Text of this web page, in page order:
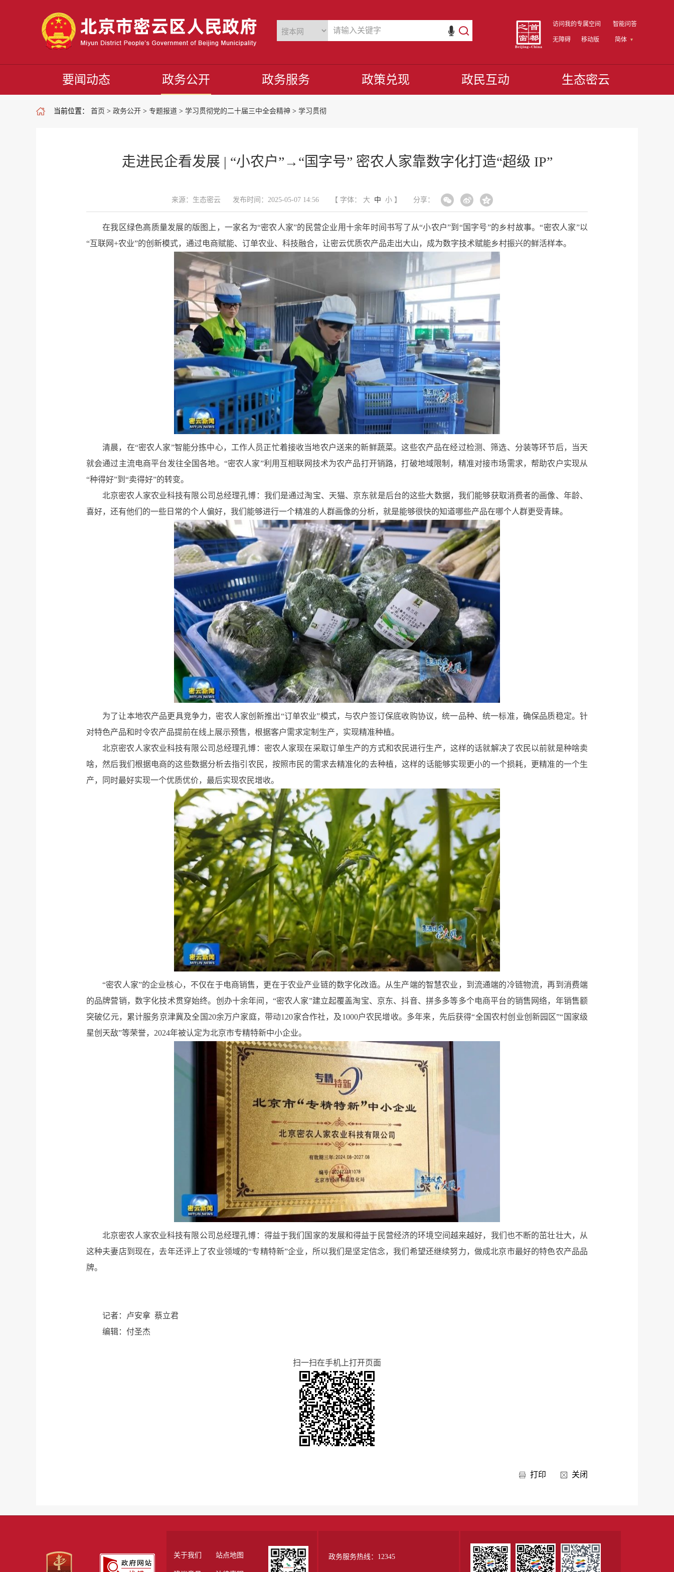
访问我的专属空间 智能问答
无障碍 移动版 简体
要闻动态 政务公开 政务服务 政策兑现 政民互动 生态密云
当前位置： 首页 > 政务公开 > 专题报道 > 学习贯彻党的二十届三中全会精神 > 学习贯彻
走进民企看发展 | “小农户”→“国字号” 密农人家靠数字化打造“超级 IP”
来源：生态密云 发布时间：2025-05-07 14:56 【 字体： 大 中 小】 分享：
在我区绿色高质量发展的版图上，一家名为“密农人家”的民营企业用十余年时间书写了从“小农户”到“国字号”的乡村故事。“密农人家”以
“互联网+农业”的创新模式，通过电商赋能、订单农业、科技融合，让密云优质农产品走出大山，成为数字技术赋能乡村振兴的鲜活样本。
清晨，在“密农人家”智能分拣中心，工作人员正忙着接收当地农户送来的新鲜蔬菜。这些农产品在经过检测、筛选、分装等环节后，当天
就会通过主流电商平台发往全国各地。“密农人家”利用互相联网技术为农产品打开销路，打破地域限制，精准对接市场需求，帮助农户实现从
“种得好”到“卖得好”的转变。
北京密农人家农业科技有限公司总经理孔博：我们是通过淘宝、天猫、京东就是后台的这些大数据，我们能够获取消费者的画像、年龄、
喜好，还有他们的一些日常的个人偏好，我们能够进行一个精准的人群画像的分析，就是能够很快的知道哪些产品在哪个人群更受青睐。
为了让本地农产品更具竞争力，密农人家创新推出“订单农业”模式，与农户签订保底收购协议，统一品种、统一标准，确保品质稳定。针
对特色产品和时令农产品提前在线上展示预售，根据客户需求定制生产，实现精准种植。
北京密农人家农业科技有限公司总经理孔博：密农人家现在采取订单生产的方式和农民进行生产，这样的话就解决了农民以前就是种啥卖
啥，然后我们根据电商的这些数据分析去指引农民，按照市民的需求去精准化的去种植，这样的话能够实现更小的一个损耗，更精准的一个生
产，同时最好实现一个优质优价，最后实现农民增收。
“密农人家”的企业核心，不仅在于电商销售，更在于农业产业链的数字化改造。从生产端的智慧农业，到流通端的冷链物流，再到消费端
的品牌营销，数字化技术贯穿始终。创办十余年间，“密农人家”建立起覆盖淘宝、京东、抖音、拼多多等多个电商平台的销售网络，年销售额
突破亿元，累计服务京津冀及全国20余万户家庭，带动120家合作社，及1000户农民增收。多年来，先后获得“全国农村创业创新园区”“国家级
星创天敌”等荣誉，2024年被认定为北京市专精特新中小企业。
北京密农人家农业科技有限公司总经理孔博：得益于我们国家的发展和得益于民营经济的环境空间越来越好，我们也不断的茁壮壮大，从
这种夫妻店到现在，去年还评上了农业领域的“专精特新”企业，所以我们是坚定信念，我们希望还继续努力，做成北京市最好的特色农产品品
牌。
记者：卢安拿 蔡立君
编辑：付圣杰
扫一扫在手机上打开页面
打印 关闭
关于我们 站点地图 政务服务热线：12345